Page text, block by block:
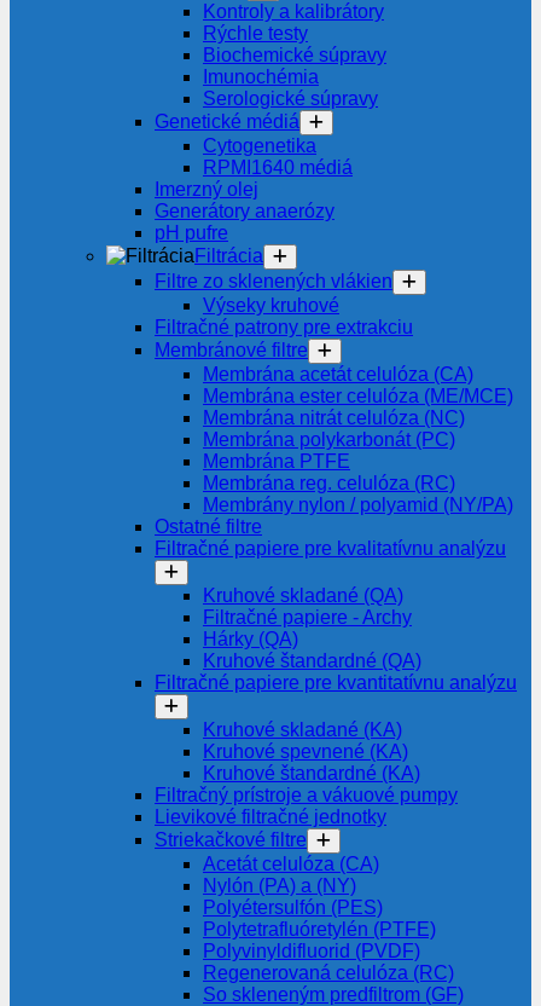
Kontroly a kalibrátory
Rýchle testy
Biochemické súpravy
Imunochémia
Serologické súpravy
Genetické médiá
Cytogenetika
RPMI1640 médiá
Imerzný olej
Generátory anaerózy
pH pufre
Filtrácia
Filtre zo sklenených vlákien
Výseky kruhové
Filtračné patrony pre extrakciu
Membránové filtre
Membrána acetát celulóza (CA)
Membrána ester celulóza (ME/MCE)
Membrána nitrát celulóza (NC)
Membrána polykarbonát (PC)
Membrána PTFE
Membrána reg. celulóza (RC)
Membrány nylon / polyamid (NY/PA)
Ostatné filtre
Filtračné papiere pre kvalitatívnu analýzu
Kruhové skladané (QA)
Filtračné papiere - Archy
Hárky (QA)
Kruhové štandardné (QA)
Filtračné papiere pre kvantitatívnu analýzu
Kruhové skladané (KA)
Kruhové spevnené (KA)
Kruhové štandardné (KA)
Filtračný prístroje a vákuové pumpy
Lievikové filtračné jednotky
Striekačkové filtre
Acetát celulóza (CA)
Nylón (PA) a (NY)
Polyétersulfón (PES)
Polytetrafluóretylén (PTFE)
Polyvinyldifluorid (PVDF)
Regenerovaná celulóza (RC)
So skleneným predfiltrom (GF)